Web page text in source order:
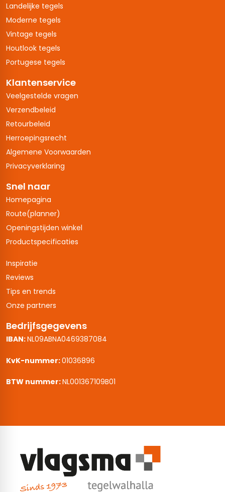
Landelijke tegels
Moderne tegels
Vintage tegels
Houtlook tegels
Portugese tegels
Klantenservice
Veelgestelde vragen
Verzendbeleid
Retourbeleid
Herroepingsrecht
Algemene Voorwaarden
Privacyverklaring
Snel naar
Homepagina
Route(planner)
Openingstijden winkel
Productspecificaties
Inspiratie
Reviews
Tips en trends
Onze partners
Bedrijfsgegevens
IBAN:NL09ABNA0469387084
KvK-nummer:01036896
BTW nummer:NL001367109B01